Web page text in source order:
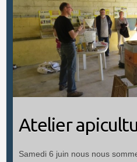
Atelier
Samedi 6 juin nous nous